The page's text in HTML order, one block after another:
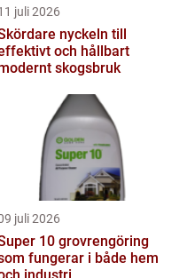
juli 2026
nyckeln till
och hållbart
skogsbruk
juli 2026
10 grovrengöring
fungerar i både hem
industri